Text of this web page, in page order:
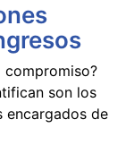
compromiso?
son los
encargados de